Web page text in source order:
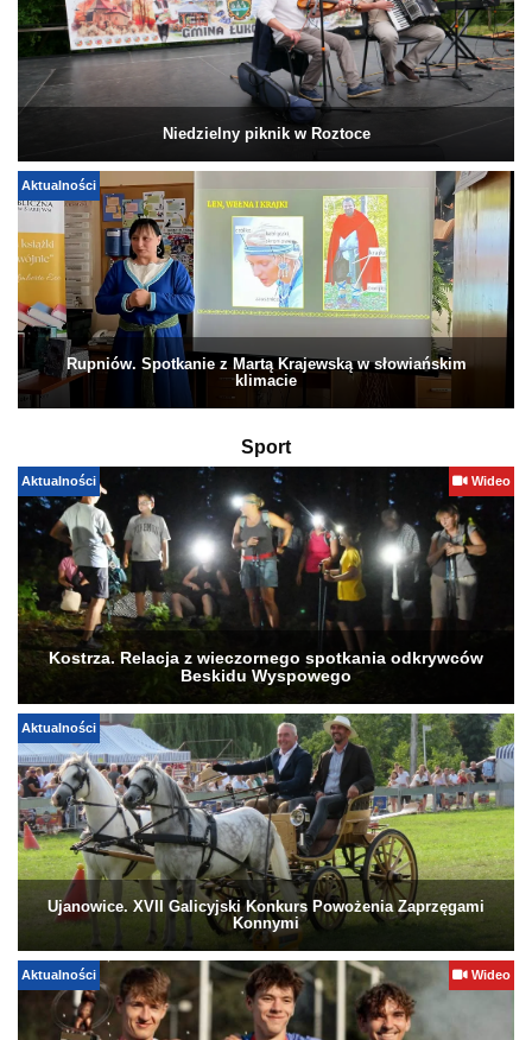
Niedzielny piknik w Roztoce
Aktualności
Rupniów. Spotkanie z Martą Krajewską w słowiańskim
klimacie
Sport
Aktualności Wideo
Kostrza. Relacja z wieczornego spotkania odkrywców
Beskidu Wyspowego
Aktualności
Ujanowice. XVII Galicyjski Konkurs Powożenia Zaprzęgami
Konnymi
Aktualności Wideo